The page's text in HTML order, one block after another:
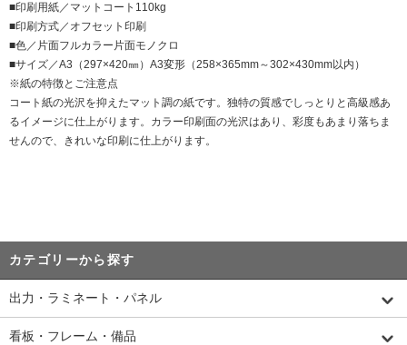
■印刷用紙／マットコート110kg
■印刷方式／オフセット印刷
■色／片面フルカラー片面モノクロ
■サイズ／A3（297×420㎜）A3変形（258×365mm～302×430mm以内）
※紙の特徴とご注意点
コート紙の光沢を抑えたマット調の紙です。独特の質感でしっとりと高級感あ
るイメージに仕上がります。カラー印刷面の光沢はあり、彩度もあまり落ちま
せんので、きれいな印刷に仕上がります。
カテゴリーから探す
出力・ラミネート・パネル
看板・フレーム・備品